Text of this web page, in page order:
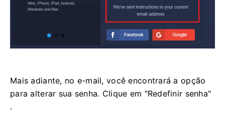
Mais adiante, no e-mail, você encontrará a opção
para alterar sua senha. Clique em "Redefinir senha"
.